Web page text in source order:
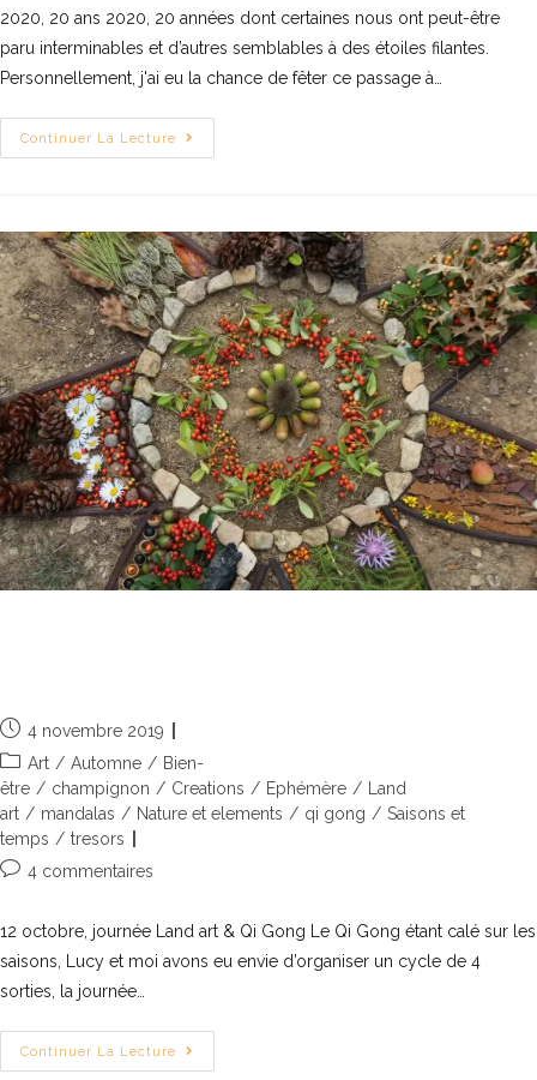
2020, 20 ans 2020, 20 années dont certaines nous ont peut-être
paru interminables et d’autres semblables à des étoiles filantes.
Personnellement, j'ai eu la chance de fêter ce passage à…
Continuer La Lecture
4 novembre 2019
Art / Automne / Bien-
être / champignon / Creations / Ephémère /
Land
art / mandalas / Nature et elements / qi gong / Saisons et
temps / tresors
4 commentaires
12 octobre, journée Land art & Qi Gong Le Qi Gong étant calé sur les
saisons, Lucy et moi avons eu envie d’organiser un cycle de 4
sorties, la journée…
Continuer La Lecture